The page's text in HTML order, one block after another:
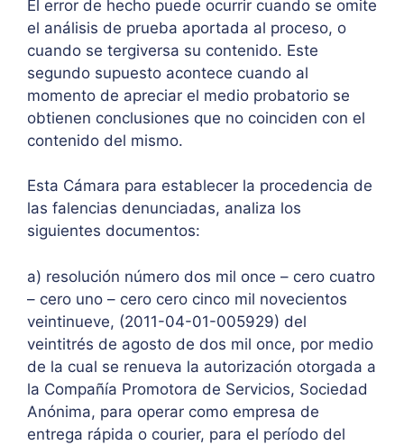
El error de hecho puede ocurrir cuando se omite
el análisis de prueba aportada al proceso, o
cuando se tergiversa su contenido. Este
segundo supuesto acontece cuando al
momento de apreciar el medio probatorio se
obtienen conclusiones que no coinciden con el
contenido del mismo.
Esta Cámara para establecer la procedencia de
las falencias denunciadas, analiza los
siguientes documentos:
a) resolución número dos mil once – cero cuatro
– cero uno – cero cero cinco mil novecientos
veintinueve, (2011-04-01-005929) del
veintitrés de agosto de dos mil once, por medio
de la cual se renueva la autorización otorgada a
la Compañía Promotora de Servicios, Sociedad
Anónima, para operar como empresa de
entrega rápida o courier, para el período del